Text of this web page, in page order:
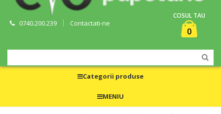
0740.200.239 Contactati-ne
COSUL TAU
0
Categorii produse
MENIU